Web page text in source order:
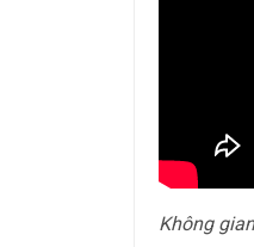
Không